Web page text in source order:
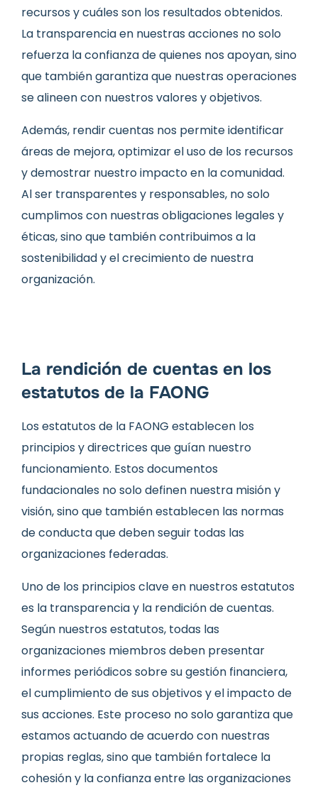
recursos y cuáles son los resultados obtenidos.
La transparencia en nuestras acciones no solo
refuerza la confianza de quienes nos apoyan, sino
que también garantiza que nuestras operaciones
se alineen con nuestros valores y objetivos.
Además, rendir cuentas nos permite identificar
áreas de mejora, optimizar el uso de los recursos
y demostrar nuestro impacto en la comunidad.
Al ser transparentes y responsables, no solo
cumplimos con nuestras obligaciones legales y
éticas, sino que también contribuimos a la
sostenibilidad y el crecimiento de nuestra
organización.
La rendición de cuentas en los
estatutos de la FAONG
Los estatutos de la FAONG establecen los
principios y directrices que guían nuestro
funcionamiento. Estos documentos
fundacionales no solo definen nuestra misión y
visión, sino que también establecen las normas
de conducta que deben seguir todas las
organizaciones federadas.
Uno de los principios clave en nuestros estatutos
es la transparencia y la rendición de cuentas.
Según nuestros estatutos, todas las
organizaciones miembros deben presentar
informes periódicos sobre su gestión financiera,
el cumplimiento de sus objetivos y el impacto de
sus acciones. Este proceso no solo garantiza que
estamos actuando de acuerdo con nuestras
propias reglas, sino que también fortalece la
cohesión y la confianza entre las organizaciones